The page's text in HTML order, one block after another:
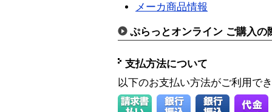
メーカ商品情報
ぷらっとオンライン ご購入の
支払方法について
以下のお支払い方法がご利用で